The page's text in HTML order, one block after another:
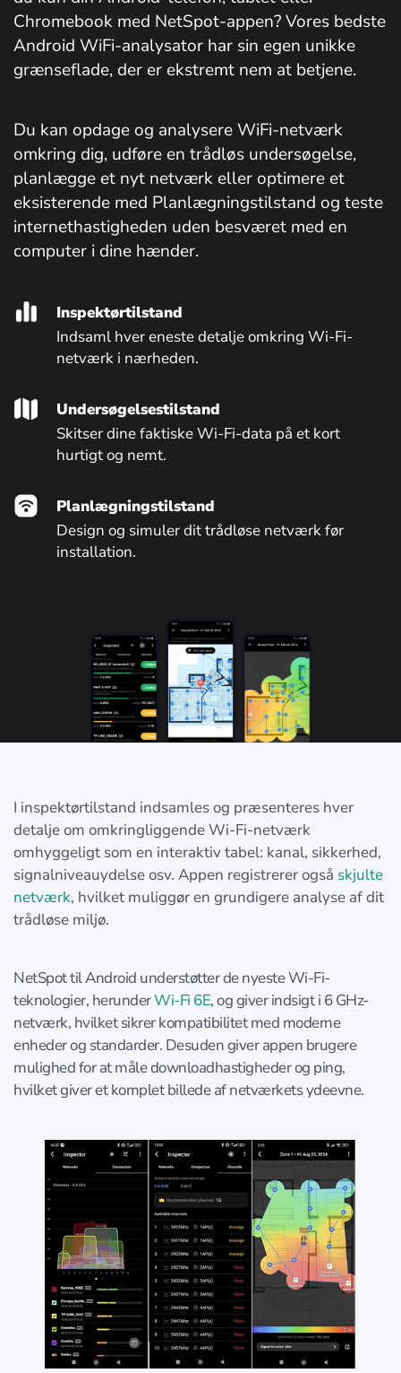
Chromebook med NetSpot-appen? Vores bedste
Android WiFi-analysator har sin egen unikke
grænseflade, der er ekstremt nem at betjene.
Du kan opdage og analysere WiFi-netværk
omkring dig, udføre en trådløs undersøgelse,
planlægge et nyt netværk eller optimere et
eksisterende med Planlægningstilstand og teste
internethastigheden uden besværet med en
computer i dine hænder.
Inspektørtilstand
Indsaml hver eneste detalje omkring Wi-Fi-
netværk i nærheden.
Undersøgelsestilstand
Skitser dine faktiske Wi-Fi-data på et kort
hurtigt og nemt.
Planlægningstilstand
Design og simuler dit trådløse netværk før
installation.
I inspektørtilstand indsamles og præsenteres hver
detalje om omkringliggende Wi-Fi-netværk
omhyggeligt som en interaktiv tabel: kanal, sikkerhed,
signalniveauydelse osv. Appen registrerer også skjulte
netværk, hvilket muliggør en grundigere analyse af dit
trådløse miljø.
NetSpot til Android understøtter de nyeste Wi-Fi-
teknologier, herunderWi-Fi 6E, og giver indsigt i 6 GHz-
netværk, hvilket sikrer kompatibilitet med moderne
enheder og standarder. Desuden giver appen brugere
mulighed for at måle downloadhastigheder og ping,
hvilket giver et komplet billede af netværkets ydeevne.